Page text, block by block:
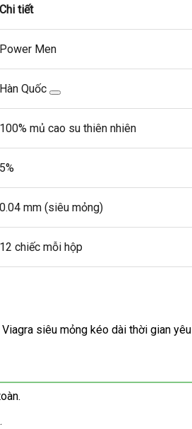
Chi tiết
Power Men
Hàn Quốc
100% mủ cao su thiên nhiên
5%
0.04 mm (siêu mỏng)
12 chiếc mỗi hộp